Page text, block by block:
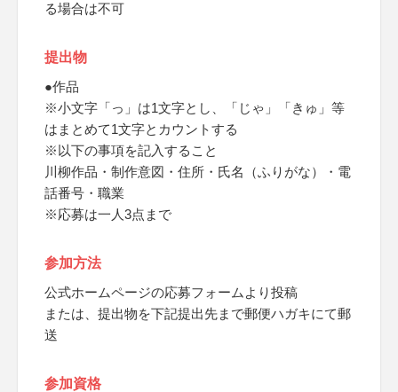
る場合は不可
提出物
●作品
※小文字「っ」は1文字とし、「じゃ」「きゅ」等
はまとめて1文字とカウントする
※以下の事項を記入すること
川柳作品・制作意図・住所・氏名（ふりがな）・電
話番号・職業
※応募は一人3点まで
参加方法
公式ホームページの応募フォームより投稿
または、提出物を下記提出先まで郵便ハガキにて郵
送
参加資格